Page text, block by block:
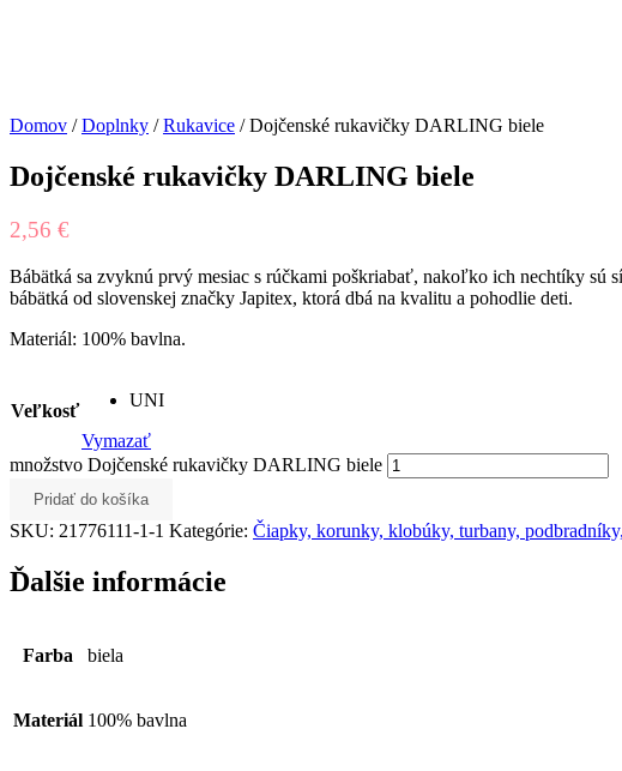
Domov /Doplnky /Rukavice / Dojčenské rukavičky DARLING biele
Dojčenské rukavičky DARLING biele
2,56 €
Bábätká sa zvyknú prvý mesiac s rúčkami poškriabať, nakoľko ich nechtíky sú
bábätká od slovenskej značky Japitex, ktorá dbá na kvalitu a pohodlie deti.
Materiál: 100% bavlna.
Veľkosť
UNI
Vymazať
množstvo Dojčenské rukavičky DARLING biele
Pridať do košíka
SKU: 21776111-1-1 Kategórie: Čiapky, korunky, klobúky, turbany,
Ďalšie informácie
Farba biela
Materiál 100% bavlna